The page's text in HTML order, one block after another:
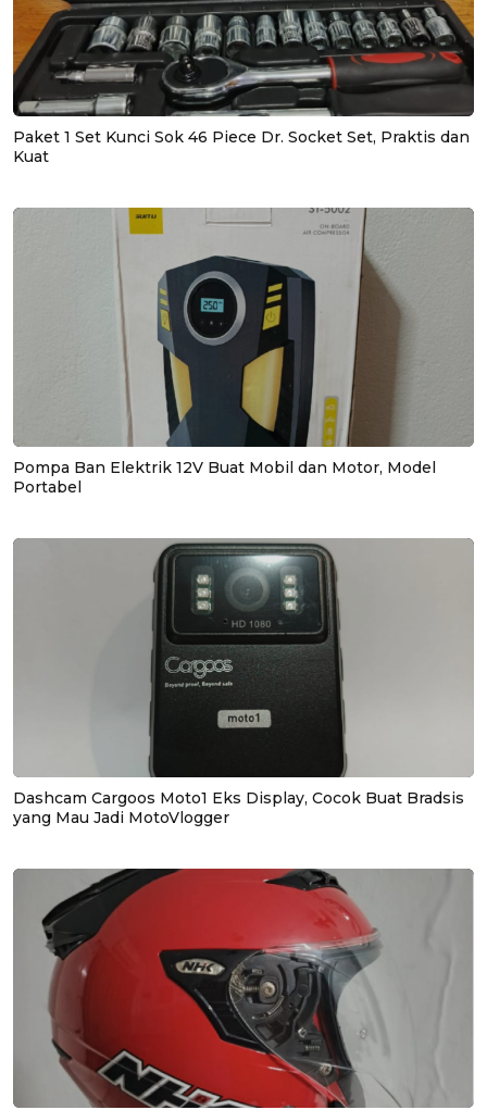
Paket 1 Set Kunci Sok 46 Piece Dr. Socket Set, Praktis dan
Kuat
Pompa Ban Elektrik 12V Buat Mobil dan Motor, Model
Portabel
Dashcam Cargoos Moto1 Eks Display, Cocok Buat Bradsis
yang Mau Jadi MotoVlogger